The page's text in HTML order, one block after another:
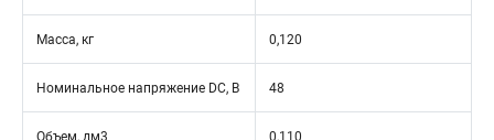
Масса, кг 0,120
Номинальное напряжение DC, В 48
Объем, дм3 0,110